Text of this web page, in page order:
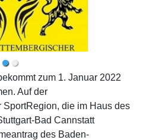
zum 1. Januar 2022
Auf der
SportRegion, die im Haus des
Bad Cannstatt
des Baden-